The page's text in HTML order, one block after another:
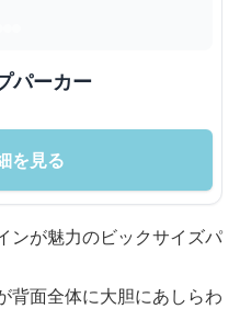
パーカー
を見る
ンが魅力のビックサイズパ
背面全体に大胆にあしらわ